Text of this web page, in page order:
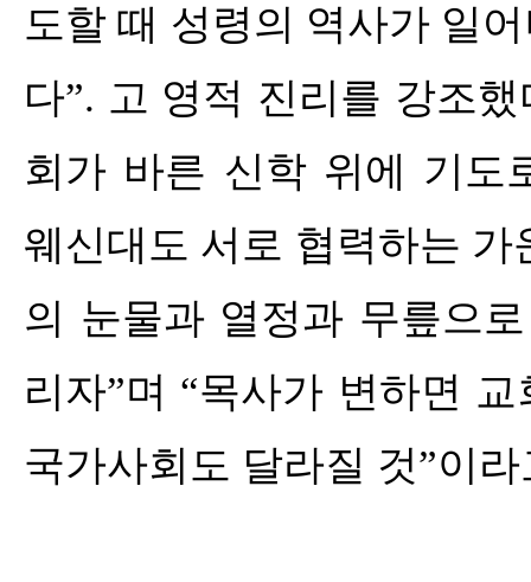
도할 때 성령의 역사가 일
다”. 고 영적 진리를 강조했
회가 바른 신학 위에 기도
웨신대도 서로 협력하는
의 눈물과 열정과 무릎으
리자”며 “목사가 변하면
국가사회도 달라질 것”이